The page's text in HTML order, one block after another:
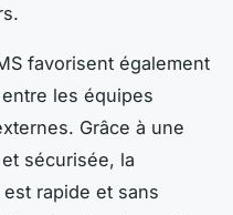
favorisent également
les équipes
Grâce à une
sécurisée, la
rapide et sans